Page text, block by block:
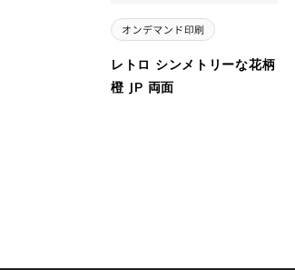
レトロ シンメトリーな花柄
橙 JP 両面